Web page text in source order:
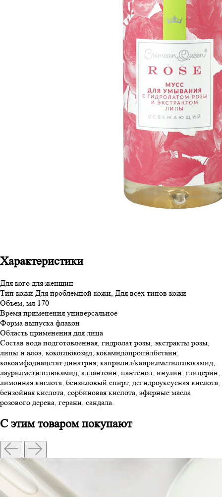
Характеристики
Для кого для женщин
Тип кожи Для проблемной кожи, Для всех типов кожи
Объем, мл 170
Время применения универсальное
Форма выпуска флакон
Область применения для лица
Состав вода подготовленная, гидролат розы, экстракты розы,
липы и алоэ, кокоглюкозид, кокамидопропилбетаин,
кокоамфодиацетат динатрия, каприлил/каприлметилглюкамид,
лаурилметилглюкамид, аллантоин, пантенол, инулин, глицерин,
лимонная кислота, бензиловый спирт, дегидроуксусная кислота,
бензойная кислота, сорбиновая кислота, эфирные масла
розового дерева, герани, сандала.
С этим товаром покупают